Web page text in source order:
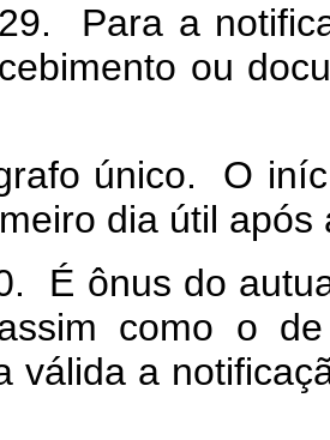
a
ou
único. O início
dia útil após
ônus do
como o
válida a